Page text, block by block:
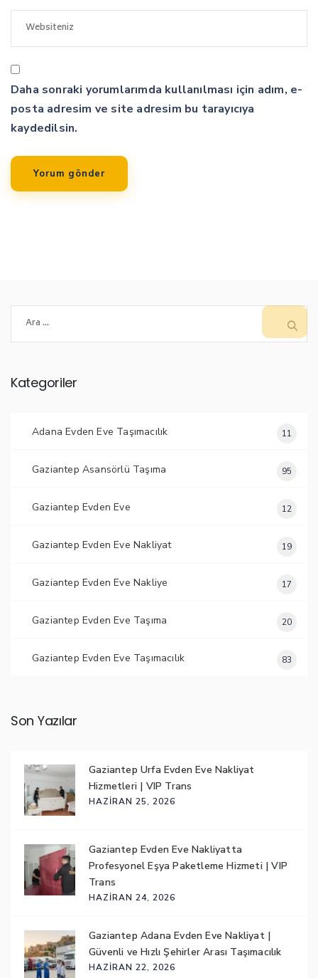
Daha sonraki yorumlarımda kullanılması için adım, e-
posta adresim ve site adresim bu tarayıcıya
kaydedilsin.
Kategoriler
Adana Evden Eve Taşımacılık 11
Gaziantep Asansörlü Taşıma 95
Gaziantep Evden Eve 12
Gaziantep Evden Eve Nakliyat 19
Gaziantep Evden Eve Nakliye 17
Gaziantep Evden Eve Taşıma 20
Gaziantep Evden Eve Taşımacılık 83
Son Yazılar
Gaziantep Urfa Evden Eve Nakliyat
Hizmetleri | VIP Trans
HAZIRAN 25, 2026
Gaziantep Evden Eve Nakliyatta
Profesyonel Eşya Paketleme Hizmeti | VIP
Trans
HAZIRAN 24, 2026
Gaziantep Adana Evden Eve Nakliyat |
Güvenli ve Hızlı Şehirler Arası Taşımacılık
HAZIRAN 22, 2026